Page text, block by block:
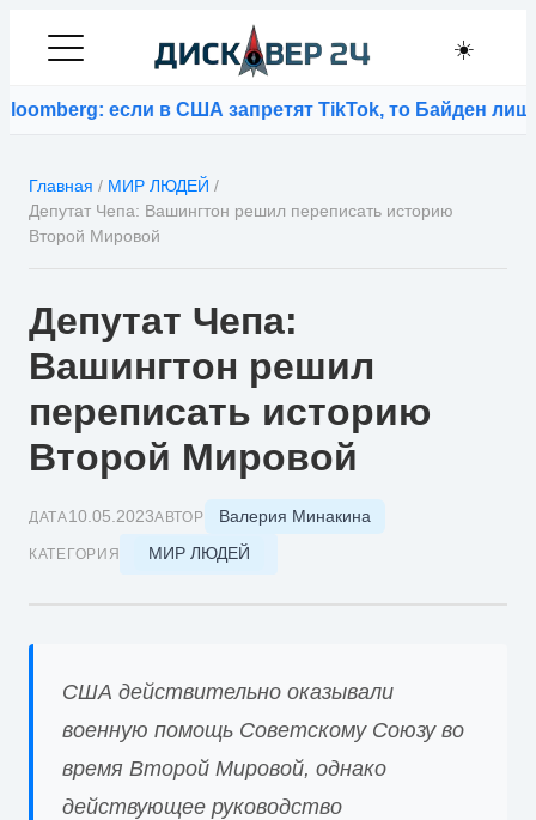
☀️
если в США запретят TikTok, то Байден лишится
Главная / МИР ЛЮДЕЙ /
Депутат Чепа: Вашингтон решил переписать историю
Второй Мировой
Депутат Чепа:
Вашингтон решил
переписать историю
Второй Мировой
ДАТА10.05.2023АВТОР Валерия Минакина
КАТЕГОРИЯ МИР ЛЮДЕЙ
США действительно оказывали
военную помощь Советскому Союзу во
время Второй Мировой, однако
действующее руководство